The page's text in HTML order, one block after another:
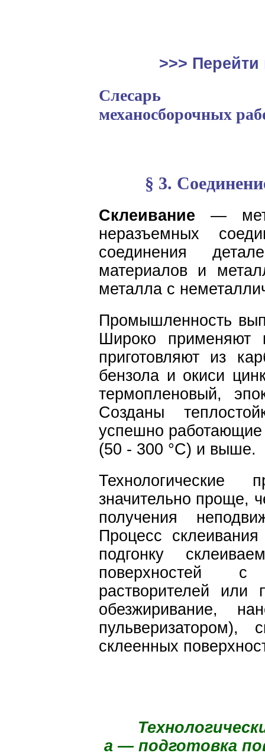
>>>
Слесарь
механосборочных
§ 3.
Склеивание —
неразъемных
соединения
материалов и
металла с
Промышленность
Широко применяют
приготовляют из
бензола и окиси
термопленовый,
Созданы
успешно
(50 - 300 °С) и выше.
Технологические
значительно проще,
получения
Процесс
подгонку
поверхностей с
растворителей или
обезжиривание,
пульверизатором),
склеенных
а — подготовка